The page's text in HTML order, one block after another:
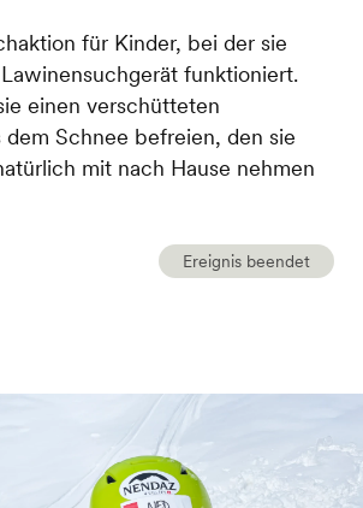
für Kinder, bei der sie
funktioniert.
einen verschütteten
dem Schnee befreien, den sie
mit nach Hause nehmen
Ereignis beendet